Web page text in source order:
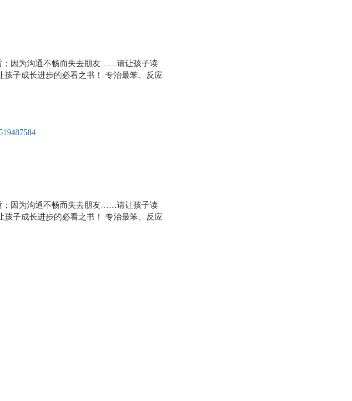
；因为沟通不畅而失去朋友……请让孩子读
孩子成长进步的必看之书！ 专治最笨、反应
法，轻松避免90%的冲突。 40个日常生活场
通方式带来的不同结果，从而学会表达和沟
畅地交
；因为沟通不畅而失去朋友……请让孩子读
孩子成长进步的必看之书！ 专治最笨、反应
法，轻松避免90%的冲突。 40个日常生活场
通方式带来的不同结果，从而学会表达和沟
地交